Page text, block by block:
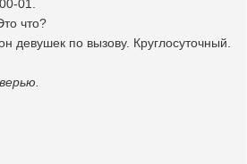
01.
что?
девушек по вызову. Круглосуточный.